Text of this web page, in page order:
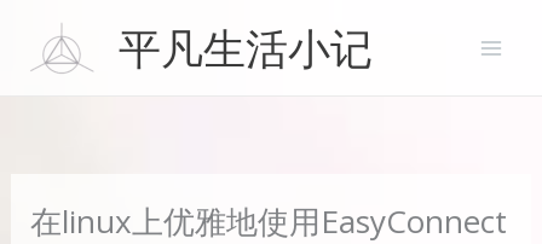
平凡生活小记
在linux上优雅地使用EasyConnect